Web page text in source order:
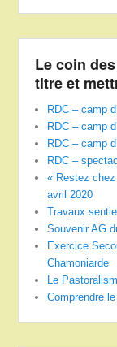
Le coin
titre et
RDC – camp
RDC – camp
RDC – camp
RDC –
« Restez
avril 2020
Travaux
Souvenir AG
Exercice
Chamoniarde
Le
Comprendre